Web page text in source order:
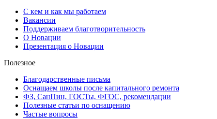
С кем и как мы работаем
Вакансии
Поддерживаем благотворительность
О Новации
Презентация о Новации
Полезное
Благодарственные письма
Оснащаем школы после капитального ремонта
ФЗ, СанПин, ГОСТы, ФГОС, рекомендации
Полезные статьи по оснащению
Частые вопросы